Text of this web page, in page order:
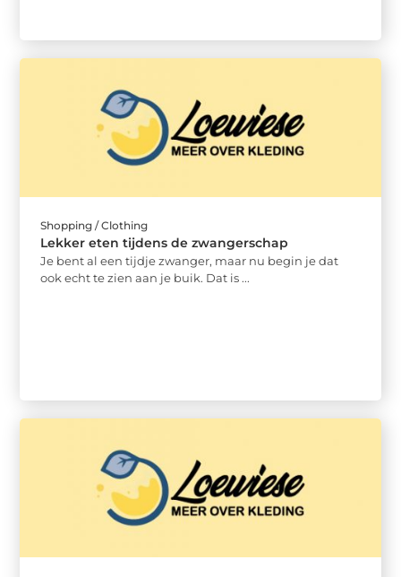
Shopping / Clothing
Lekker eten tijdens de zwangerschap
Je bent al een tijdje zwanger, maar nu begin je dat
ook echt te zien aan je buik. Dat is ...